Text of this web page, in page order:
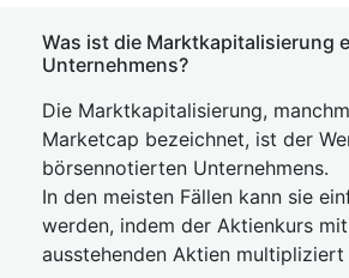
Was ist die Marktkapitalisierung
Unternehmens?
Die Marktkapitalisierung,
Marketcap bezeichnet, ist der
börsennotierten Unternehmens.
In den meisten Fällen kann sie
werden, indem der Aktienkurs
ausstehenden Aktien multipliziert